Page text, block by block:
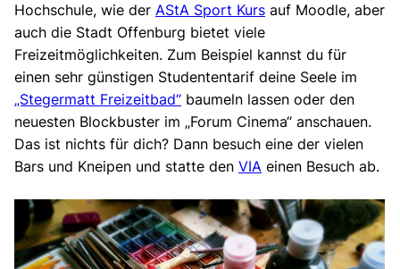
Hochschule, wie der AStA Sport Kurs auf Moodle, aber
auch die Stadt Offenburg bietet viele
Freizeitmöglichkeiten. Zum Beispiel kannst du für
einen sehr günstigen Studententarif deine Seele im
„Stegermatt Freizeitbad“ baumeln lassen oder den
neuesten Blockbuster im „Forum Cinema“ anschauen.
Das ist nichts für dich? Dann besuch eine der vielen
Bars und Kneipen und statte den VIA einen Besuch ab.